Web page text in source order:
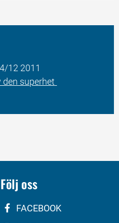
12 2011
den superhet
Följ oss
FACEBOOK